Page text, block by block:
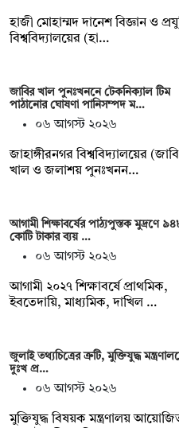
হাজী মোহাম্মদ দানেশ বিজ্ঞান ও
বিশ্ববিদ্যালয়ের (হা…
জাবির খাল পুনঃখননে টেকনিক্যাল টিম
পাঠানোর ঘোষণা পানিসম্পদ ম…
০৬ আগস্ট ২০২৬
‎‎জাহাঙ্গীরনগর বিশ্ববিদ্যালয়ের
খাল ও জলাশয় পুনঃখনন…
আগামী শিক্ষাবর্ষের পাঠ্যপুস্তক মুদ্রণে
কোটি টাকার ব্যয় …
০৬ আগস্ট ২০২৬
আগামী ২০২৭ শিক্ষাবর্ষে প্রাথমিক,
ইবতেদায়ি, মাধ্যমিক, দাখিল …
জুলাই তথ্যচিত্রের ত্রুটি, মুক্তিযুদ্ধ
দুঃখ প্র…
০৬ আগস্ট ২০২৬
মুক্তিযুদ্ধ বিষয়ক মন্ত্রণালয়